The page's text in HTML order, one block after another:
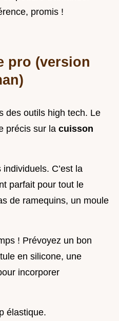
promis !
pro (version
des outils high tech. Le
précis sur la cuisson
C’est la
parfait pour tout le
de ramequins, un moule
! Prévoyez un bon
en silicone, une
incorporer
élastique.